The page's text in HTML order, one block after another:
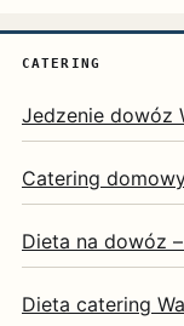
CATERING
Jedzenie dowóz
Catering
Dieta na dowóz
Dieta catering